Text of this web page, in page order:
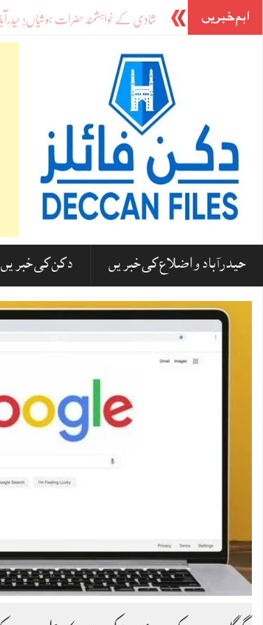
اہم خبریں مدارس پر کیشو پرس_
حیدرآباد و اضلاع کی خبریں دکن کی خبریں